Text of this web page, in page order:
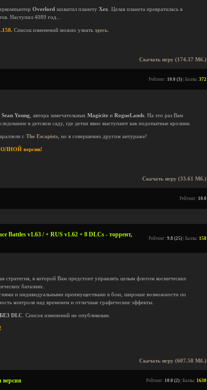
Overlord захватил планету Xex . Целая планета превратилась в
Наступил 4089 год...
Список изменений можно узнать здесь
Скачать игру (174.37 Мб.)
Рейтинг: 10.0 (3) | Баллы: 372
Sean Young , автора замечательных Magicite и RogueLands . На это раз Вам
в детском саду, где детки явно выступают как подопытные кролики.
с The Escapists , но в совершенно другом антураже!
версии!
Скачать игру (33.61 Мб.)
Рейтинг: 10.0
Battles v1.63 / + RUS v1.62 + 8 DLCs - торрент,
Рейтинг: 9.8 (25) | Баллы: 158
стратегия, в которой Вам предстоит управлять целым флотом космических
баталиях.
и индивидуальными преимуществами в бою, широкие возможности по
контроля над временем и отличные графические эффекты.
DLC . Список изменений не опубликован.
Скачать игру (607.58 Мб.)
версия Рейтинг: 10.0 (2) | Баллы: 1630